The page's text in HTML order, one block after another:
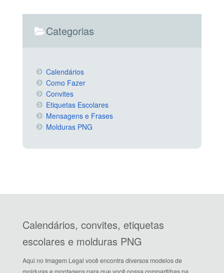
Categorias
Calendários
Como Fazer
Convites
Etiquetas Escolares
Mensagens e Frases
Molduras PNG
Calendários, convites, etiquetas
escolares e molduras PNG
Aqui no Imagem Legal você encontra diversos modelos de